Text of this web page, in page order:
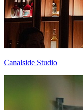
Canalside Studio